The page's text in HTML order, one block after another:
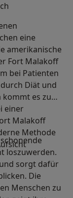
eine
amerikanische
Fort Malakoff
bei Patienten
Diät und
es zu
einer
Malakoff
Methode
loszuwerden.
sorgt dafür
Die
Menschen zu